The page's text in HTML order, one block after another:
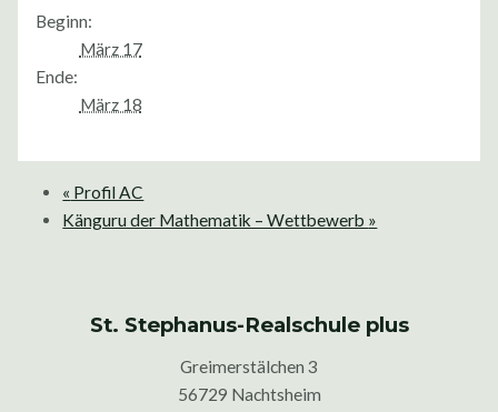
Beginn:
März 17
Ende:
März 18
« Profil AC
Känguru der Mathematik – Wettbewerb »
St. Stephanus-Realschule plus
Greimerstälchen 3
56729 Nachtsheim